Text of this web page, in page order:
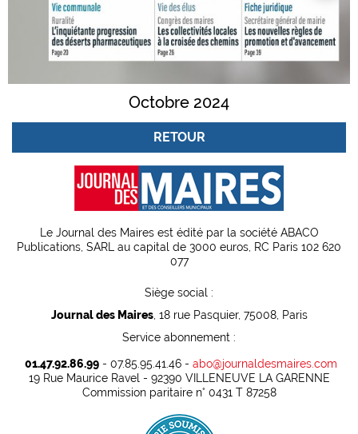
Octobre 2024
RETOUR
Le Journal des Maires est édité par la société ABACO
Publications, SARL au capital de 3000 euros, RC Paris 102 620
077
Siège social :
Journal des Maires, 18 rue Pasquier, 75008, Paris
Service abonnement :
01.47.92.86.99- 07.85.95.41.46 - abo@journaldesmaires.com
19 Rue Maurice Ravel - 92390 VILLENEUVE LA GARENNE
Commission paritaire n° 0431 T 87258